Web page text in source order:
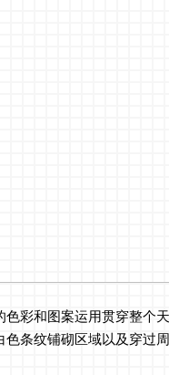
色彩和图案运用贯穿整个
色条纹铺砌区域以及穿过